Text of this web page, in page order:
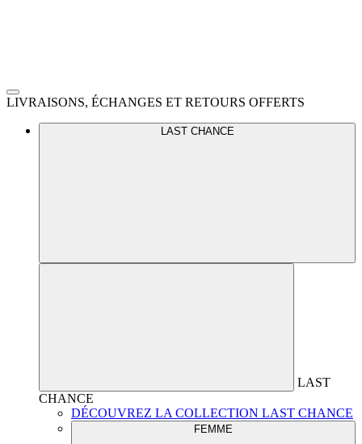
LIVRAISONS, ÉCHANGES ET RETOURS OFFERTS
LAST CHANCE
LAST
CHANCE
DÉCOUVREZ LA COLLECTION LAST CHANCE
FEMME